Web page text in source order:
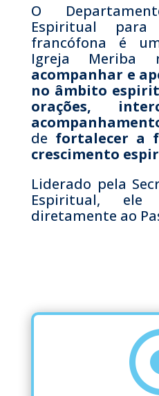
O
Espiritual
francófona é
Igreja Meriba
acompanhar e
no âmbito
orações,
de fortalecer a
crescimento
Liderado pela
Espiritual, ele
diretamente ao